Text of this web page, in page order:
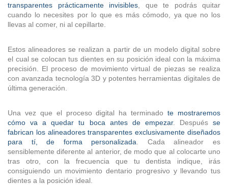
transparentes prácticamente invisibles , que te podrás quitar
cuando lo necesites por lo que es más cómodo, ya que no los
llevas al comer, ni al cepillarte.
Estos alineadores se realizan a partir de un modelo digital sobre
el cual se colocan tus dientes en su posición ideal con la máxima
precisión. El proceso de movimiento virtual de piezas se realiza
con avanzada tecnología 3D y potentes herramientas digitales de
última generación.
Una vez que el proceso digital ha terminado te mostraremos
cómo va a quedar tu boca antes de empezar. Despuésse
fabrican los alineadores transparentes exclusivamente diseñados
para tí, de forma personalizada . Cada alineador es
sensiblemente diferente al anterior, de modo que al colocarte uno
tras otro, con la frecuencia que tu dentista indique, irás
consiguiendo un movimiento dentario progresivo y llevando tus
dientes a la posición ideal.